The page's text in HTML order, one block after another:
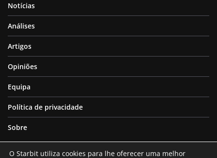
Notícias
Análises
Artigos
Opiniões
Equipa
Política de privacidade
Sobre
O Starbit utiliza cookies para lhe oferecer uma melhor